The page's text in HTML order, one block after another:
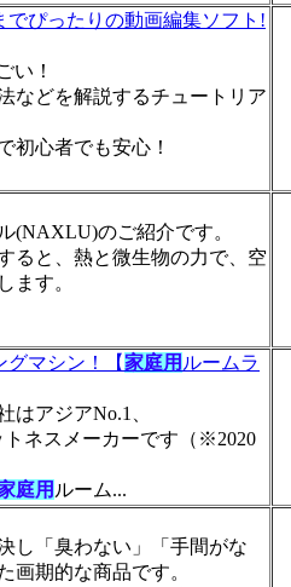
ぴったりの動画編集ソフト!
い！
などを解説するチュートリア
初心者でも安心！
(NAXLU)のご紹介です。
ると、熱と微生物の力で、空
ます。
グマシン！【家庭用 ルームラ
アジアNo.1、
ネスメーカーです（※2020
庭用 ルーム...
し「臭わない」「手間がな
画期的な商品です。